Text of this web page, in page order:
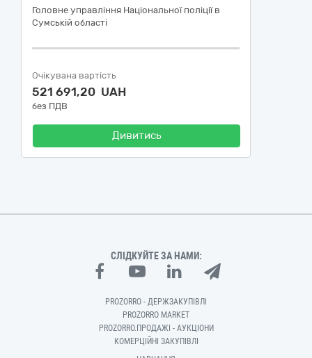
Головне управління Національної поліції в
Сумській області
Очікувана вартість
521 691,20 UAH
без ПДВ
Дивитись
СЛІДКУЙТЕ ЗА НАМИ:
PROZORRO - ДЕРЖЗАКУПІВЛІ
PROZORRO MARKET
PROZORRO.ПРОДАЖІ - АУКЦІОНИ
КОМЕРЦІЙНІ ЗАКУПІВЛІ